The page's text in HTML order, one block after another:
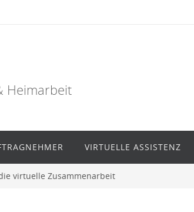
Heimarbeit
VIRTUELLE ASSISTENZ
virtuelle Zusammenarbeit